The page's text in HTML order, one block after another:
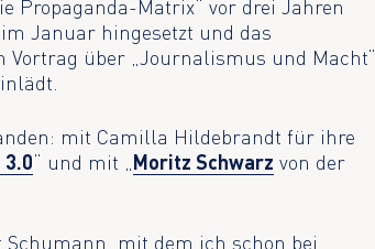
Propaganda-Matrix“ vor drei Jahren
Januar hingesetzt und das
über „Journalismus und Macht“
mit Camilla Hildebrandt für ihre
“ und mit „ Moritz Schwarz von der
Schumann, mit dem ich schon bei